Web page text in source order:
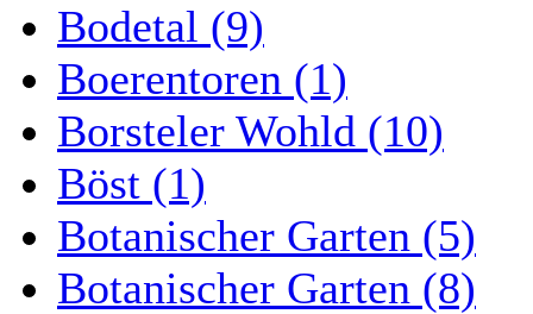
Bodetal (9)
Boerentoren (1)
Borsteler Wohld (10)
Böst (1)
Botanischer Garten (5)
Botanischer Garten (8)